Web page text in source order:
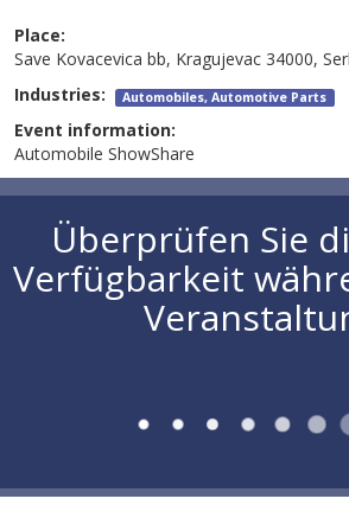
Place:
Save Kovacevica bb, Kragujevac 34000,
Industries: Automobiles, Automotive Parts
Event information:
Automobile ShowShare
Überprüfen Sie
Verfügbarkeit